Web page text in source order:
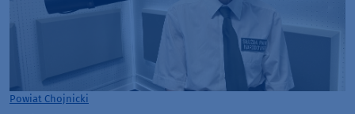
Powiat Chojnicki